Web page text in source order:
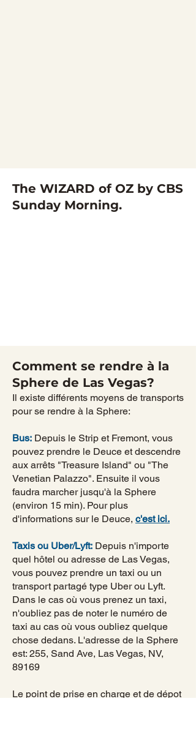
The WIZARD of OZ by CBS
Sunday Morning.
Comment se rendre à la
Sphere de Las Vegas?
Il existe différents moyens de transports
pour se rendre à la Sphere:
Bus: Depuis le Strip et Fremont, vous
pouvez prendre le Deuce et descendre
aux arrêts "Treasure Island" ou "The
Venetian Palazzo". Ensuite il vous
faudra marcher jusqu'à la Sphere
(environ 15 min). Pour plus
d'informations sur le Deuce, c'est ici.
Taxis ou Uber/Lyft: Depuis n'importe
quel hôtel ou adresse de Las Vegas,
vous pouvez prendre un taxi ou un
transport partagé type Uber ou Lyft.
Dans le cas où vous prenez un taxi,
n'oubliez pas de noter le numéro de
taxi au cas où vous oubliez quelque
chose dedans. L'adresse de la Sphere
est: 255, Sand Ave, Las Vegas, NV,
89169
Le point de prise en charge et de dépot